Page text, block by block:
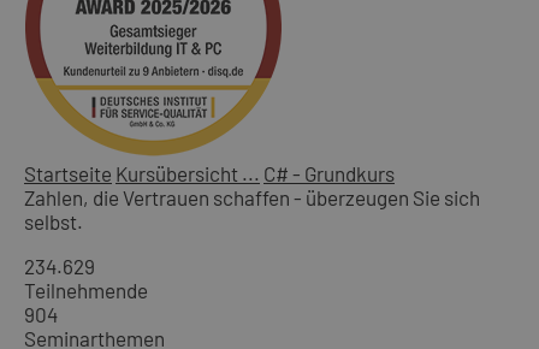
Startseite Kursübersicht ... C# - Grundkurs
Zahlen, die Vertrauen schaffen - überzeugen Sie sich
selbst.
234.629
Teilnehmende
904
Seminarthemen